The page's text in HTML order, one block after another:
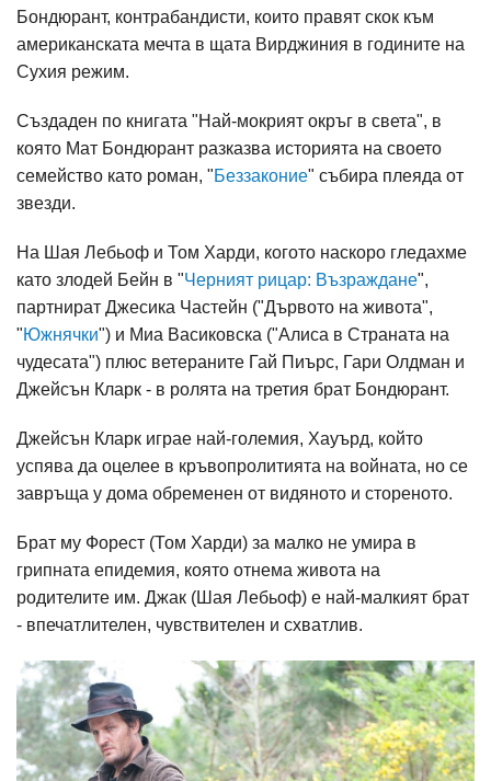
Бондюрант, контрабандисти, които правят скок към
американската мечта в щата Вирджиния в годините на
Сухия режим.
Създаден по книгата "Най-мокрият окръг в света", в
която Мат Бондюрант разказва историята на своето
семейство като роман, "Беззаконие" събира плеяда от
звезди.
На Шая Лебьоф и Том Харди, когото наскоро гледахме
като злодей Бейн в "Черният рицар: Възраждане",
партнират Джесика Частейн ("Дървото на живота",
"Южнячки") и Миа Васиковска ("Алиса в Страната на
чудесата") плюс ветераните Гай Пиърс, Гари Олдман и
Джейсън Кларк - в ролята на третия брат Бондюрант.
Джейсън Кларк играе най-големия, Хауърд, който
успява да оцелее в кръвопролитията на войната, но се
завръща у дома обременен от видяното и стореното.
Брат му Форест (Том Харди) за малко не умира в
грипната епидемия, която отнема живота на
родителите им. Джак (Шая Лебьоф) е най-малкият брат
- впечатлителен, чувствителен и схватлив.